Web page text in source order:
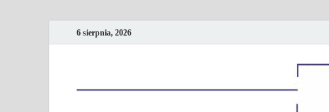
6 sierpnia, 2026